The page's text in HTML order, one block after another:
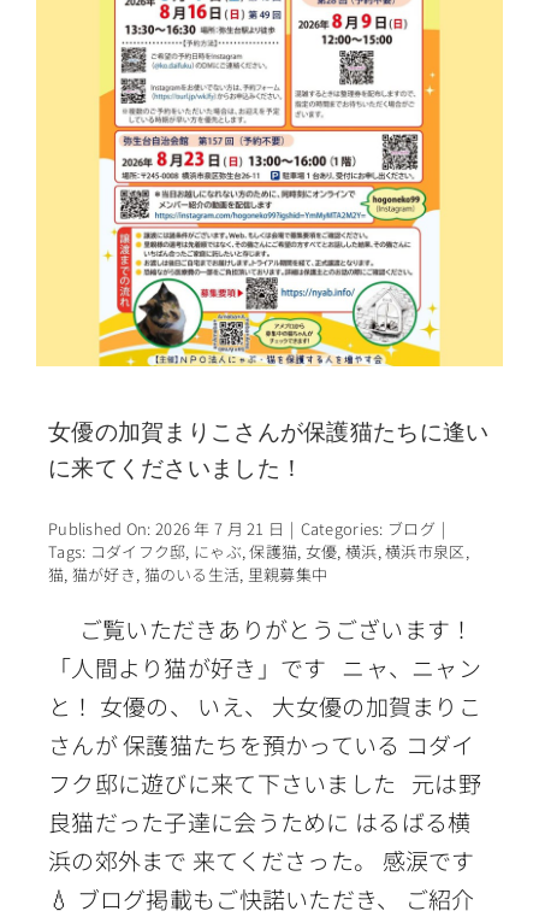
女優の加賀まりこさんが保護猫たちに逢い
に来てくださいました！
Published On: 2026 年 7 月 21 日 | Categories: ブログ |
Tags: コダイフク邸, にゃぶ,保護猫, 女優,横浜,横浜市泉区,
猫, 猫が好き, 猫のいる生活, 里親募集中
ご覧いただきありがとうございます！
「人間より猫が好き」です ニャ、ニャン
と！ 女優の、 いえ、 大女優の加賀まりこ
さんが 保護猫たちを預かっている コダイ
フク邸に遊びに来て下さいました 元は野
良猫だった子達に会うために はるばる横
浜の郊外まで 来てくださった。 感涙です
💧 ブログ掲載もご快諾いただき、 ご紹介